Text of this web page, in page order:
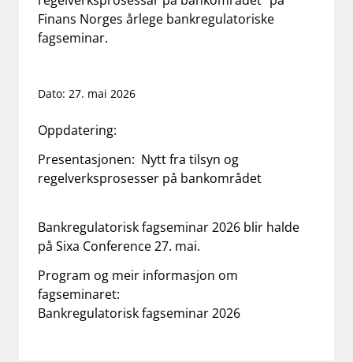
work_outlineJobb hos oss
notifications_noneAbonner på nyhetsvarsel
Finans Norges årlege bankregulatoriske
fagseminar.
Dato: 27. mai 2026
Oppdatering:
Presentasjonen: Nytt fra tilsyn og
regelverksprosesser på bankområdet
Bankregulatorisk fagseminar 2026 blir halde
på Sixa Conference 27. mai.
Program og meir informasjon om
fagseminaret:
Bankregulatorisk fagseminar 2026